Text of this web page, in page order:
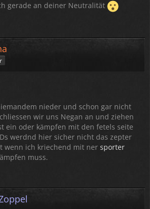
gerade an deiner Neutralität
nieder und schon gar nicht
wir uns Negan an und ziehen
ein oder kämpfen mit den fetels seite
werdnd hier sicher nicht das zepter
wenn ich kriechend mit ner sporter
muss.